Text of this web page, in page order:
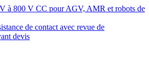
à 800 V CC pour AGV, AMR et robots de
de contact avec revue de
devis